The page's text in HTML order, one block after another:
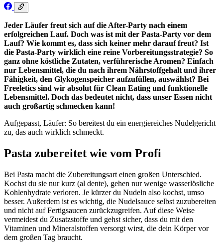
Jeder Läufer freut sich auf die After-Party nach einem
erfolgreichen Lauf. Doch was ist mit der Pasta-Party vor dem
Lauf? Wie kommt es, dass sich keiner mehr darauf freut? Ist
die Pasta-Party wirklich eine reine Vorbereitungsstrategie? So
ganz ohne köstliche Zutaten, verführerische Aromen? Einfach
nur Lebensmittel, die du nach ihrem Nährstoffgehalt und ihrer
Fähigkeit, den Glykogenspeicher aufzufüllen, auswählst? Bei
Freeletics sind wir absolut für Clean Eating und funktionelle
Lebensmittel. Doch das bedeutet nicht, dass unser Essen nicht
auch großartig schmecken kann!
Aufgepasst, Läufer: So bereitest du ein energiereiches Nudelgericht
zu, das auch wirklich schmeckt.
Pasta zubereitet wie vom Profi
Bei Pasta macht die Zubereitungsart einen großen Unterschied.
Kochst du sie nur kurz (al dente), gehen nur wenige wasserlösliche
Kohlenhydrate verloren. Je kürzer du Nudeln also kochst, umso
besser. Außerdem ist es wichtig, die Nudelsauce selbst zuzubereiten
und nicht auf Fertigsaucen zurückzugreifen. Auf diese Weise
vermeidest du Zusatzstoffe und gehst sicher, dass du mit den
Vitaminen und Mineralstoffen versorgt wirst, die dein Körper vor
dem großen Tag braucht.